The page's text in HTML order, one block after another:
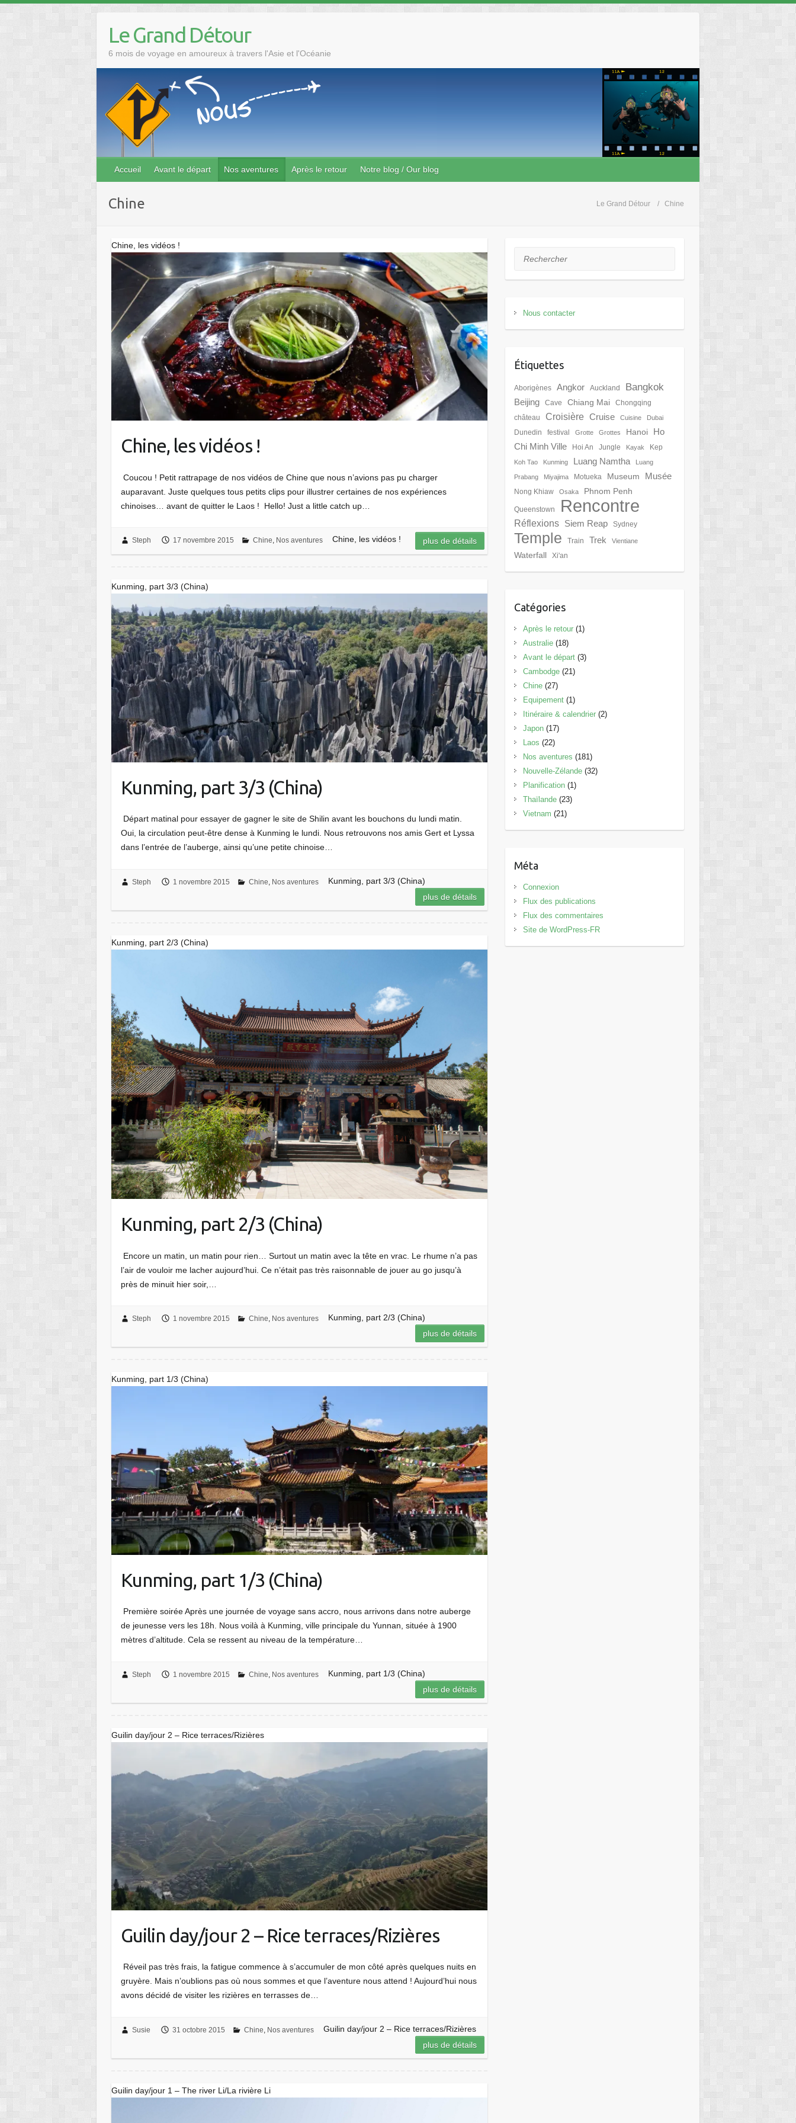
content
Le Grand Détour
6 mois de voyage en amoureux à travers l'Asie et l'Océanie
Accueil Avant le départ Nos aventures Après le retour Notre blog / Our blog
Le Grand Détour Chine
Chine
Chine, les vidéos !
Chine, les vidéos !
Coucou ! Petit rattrapage de nos vidéos de Chine que nous n’avions pas pu charger
auparavant. Juste quelques tous petits clips pour illustrer certaines de nos expériences
chinoises… avant de quitter le Laos ! Hello! Just a little catch up…
Steph 17 novembre 2015 Chine, Nos aventures Chine, les vidéos ! plus de détails
Kunming, part 3/3 (China)
Kunming, part 3/3 (China)
Départ matinal pour essayer de gagner le site de Shilin avant les bouchons du lundi matin.
Oui, la circulation peut-être dense à Kunming le lundi. Nous retrouvons nos amis Gert et Lyssa
dans l’entrée de l’auberge, ainsi qu’une petite chinoise…
Steph 1 novembre 2015 Chine Nos aventures
Kunming, part 3/3 (China)
plus de détails
Kunming, part 2/3 (China)
Kunming, part 2/3 (China)
Encore un matin, un matin pour rien… Surtout un matin avec la tête en vrac. Le rhume n’a pas
l’air de vouloir me lacher aujourd’hui. Ce n’était pas très raisonnable de jouer au go jusqu’à
près de minuit hier soir,…
Steph 1 novembre 2015 Chine, Nos aventures
Kunming, part 2/3 (China)
plus de détails
Kunming, part 1/3 (China)
Kunming, part 1/3 (China)
Première soirée Après une journée de voyage sans accro, nous arrivons dans notre auberge
de jeunesse vers les 18h. Nous voilà à Kunming, ville principale du Yunnan, située à 1900
mètres d’altitude. Cela se ressent au niveau de la température…
Steph 1 novembre 2015 Chine Nos aventures
Kunming, part 1/3 (China)
plus de détails
Guilin day/jour 2 – Rice terraces/Rizières
Guilin day/jour 2 – Rice terraces/Rizières
Réveil pas très frais, la fatigue commence à s’accumuler de mon côté après quelques nuits en
gruyère. Mais n’oublions pas où nous sommes et que l’aventure nous attend ! Aujourd’hui nous
avons décidé de visiter les rizières en terrasses de…
Susie 31 octobre 2015 Chine, Nos aventures
Guilin day/jour 2 – Rice terraces/Rizières
plus de détails
Guilin day/jour 1 – The river Li/La rivière Li
Rechercher
Nous contacter
Étiquettes
Aborigènes Angkor Auckland Bangkok
Beijing Cave Chiang Mai
Chongqing
château
Croisière Cruise Cuisine Dubai
Dunedin festival Grotte Grottes Hanoi
Ho
Chi Minh Ville
Hoi An Jungle Kayak Kep
Koh Tao Kunming Luang Namtha Luang
Prabang Miyajima Motueka Museum Musée
Nong Khiaw Osaka Phnom Penh
Queenstown Rencontre
Réflexions Siem Reap Sydney
Temple Train Trek Vientiane
Waterfall Xi'an
Catégories
Après le retour(1)
Australie(18)
Avant le départ(3)
Cambodge(21)
Chine(27)
Equipement(1)
Itinéraire & calendrier(2)
Japon(17)
Laos (22)
Nos aventures (181)
Nouvelle-Zélande(32)
Planification(1)
Thaïlande(23)
Vietnam (21)
Méta
Connexion
Flux des publications
Flux des commentaires
Site de WordPress-FR